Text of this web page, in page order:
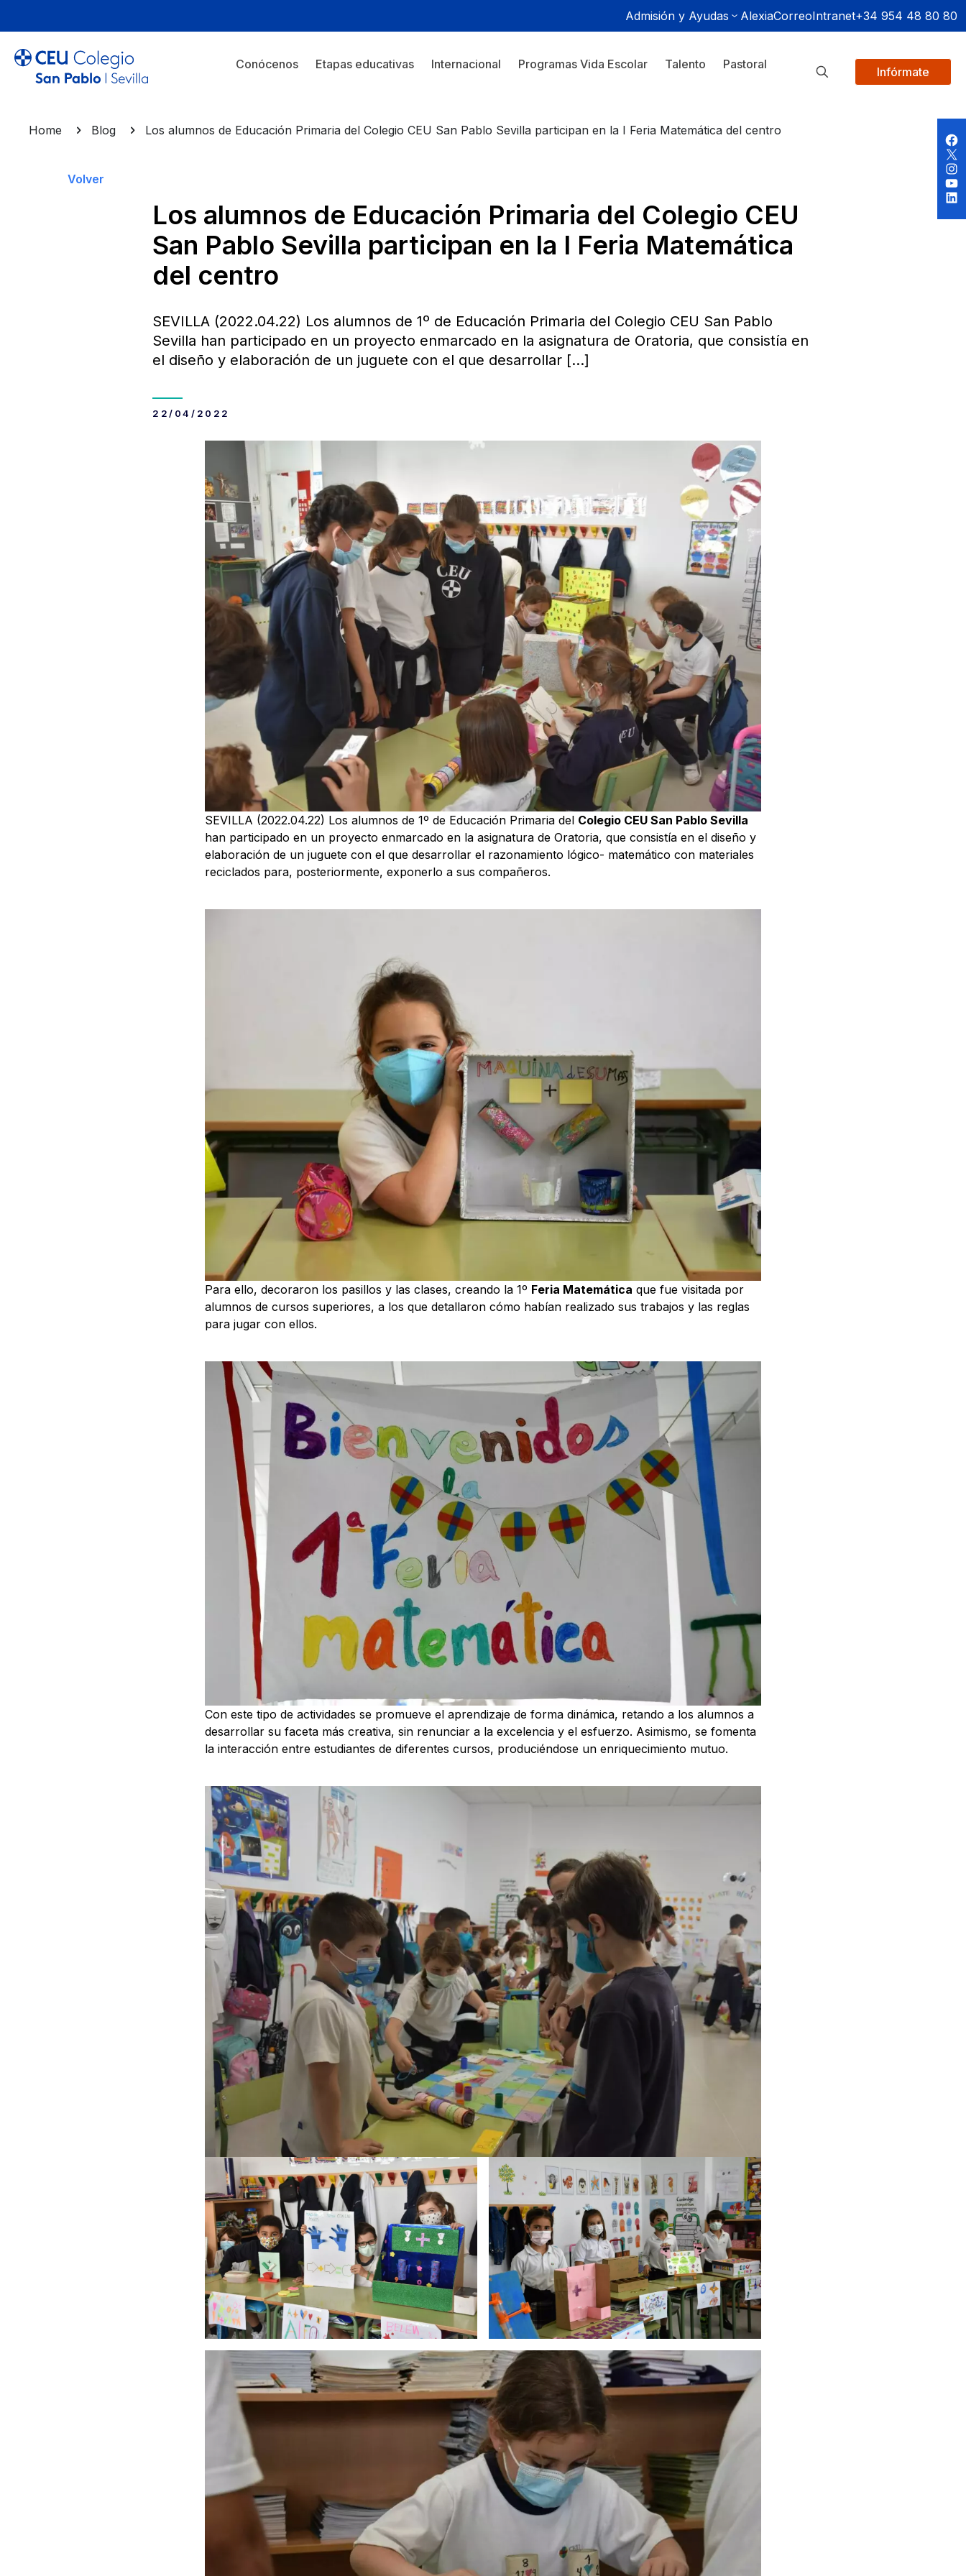
Admisión y Ayudas AlexiaCorreoIntranet+34 954 48 80 80
Conócenos Etapas educativas Internacional Programas Vida Escolar Talento Pastoral
Infórmate
Home Blog Los alumnos de Educación Primaria del Colegio CEU San Pablo Sevilla participan en la I Feria Matemática del centro
Volver
Los alumnos de Educación Primaria del Colegio CEU
San Pablo Sevilla participan en la I Feria Matemática
del centro
SEVILLA (2022.04.22) Los alumnos de 1º de Educación Primaria del Colegio CEU San Pablo
Sevilla han participado en un proyecto enmarcado en la asignatura de Oratoria, que consistía en
el diseño y elaboración de un juguete con el que desarrollar […]
22/04/2022
SEVILLA (2022.04.22) Los alumnos de 1º de Educación Primaria del Colegio CEU San Pablo Sevilla
han participado en un proyecto enmarcado en la asignatura de Oratoria, que consistía en el diseño y
elaboración de un juguete con el que desarrollar el razonamiento lógico- matemático con materiales
reciclados para, posteriormente, exponerlo a sus compañeros.
Para ello, decoraron los pasillos y las clases, creando la 1º Feria Matemática que fue visitada por
alumnos de cursos superiores, a los que detallaron cómo habían realizado sus trabajos y las reglas
para jugar con ellos.
Con este tipo de actividades se promueve el aprendizaje de forma dinámica, retando a los alumnos a
desarrollar su faceta más creativa, sin renunciar a la excelencia y el esfuerzo. Asimismo, se fomenta
la interacción entre estudiantes de diferentes cursos, produciéndose un enriquecimiento mutuo.